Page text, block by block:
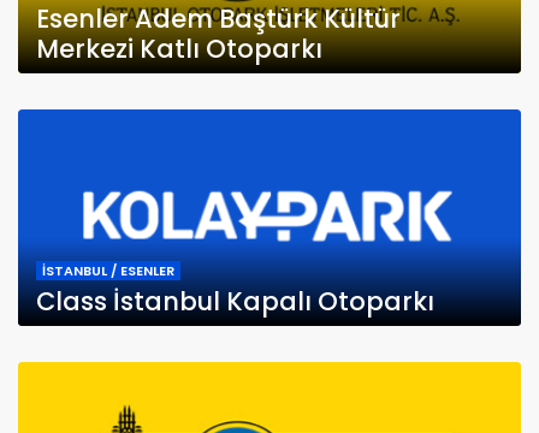
Esenler Adem Baştürk Kültür
Merkezi Katlı Otoparkı
İSTANBUL / ESENLER
Class İstanbul Kapalı Otoparkı